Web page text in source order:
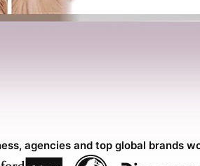
agencies and top global brands